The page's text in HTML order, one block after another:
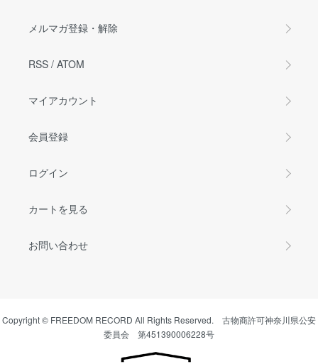
メルマガ登録・解除
RSS / ATOM
マイアカウント
会員登録
ログイン
カートを見る
お問い合わせ
Copyright © FREEDOM RECORD All Rights Reserved. 古物商許可神奈川県公安
委員会 第451390006228号